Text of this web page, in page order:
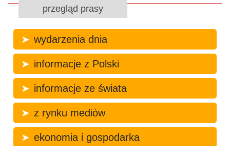
przegląd prasy
wydarzenia dnia
informacje z Polski
informacje ze świata
z rynku mediów
ekonomia i gospodarka